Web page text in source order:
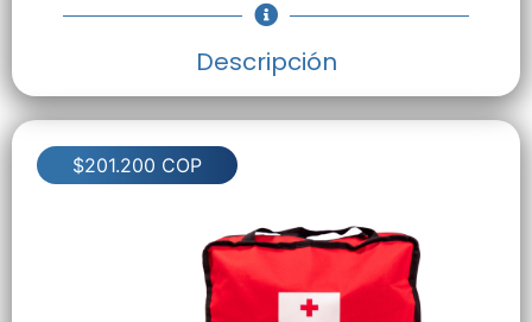
Descripción
$201.200 COP